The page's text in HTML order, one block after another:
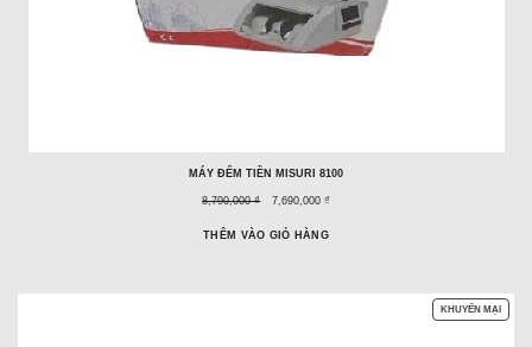
MÁY ĐẾM TIỀN MISURI 8100
Giá
8,790,000 ₫
Giá7,690,000 ₫
THÊM VÀO GIỎ HÀNG
KHUYẾN MẠI SẢN
PHẨM